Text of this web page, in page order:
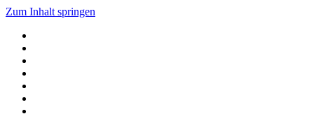
Zum Inhalt springen